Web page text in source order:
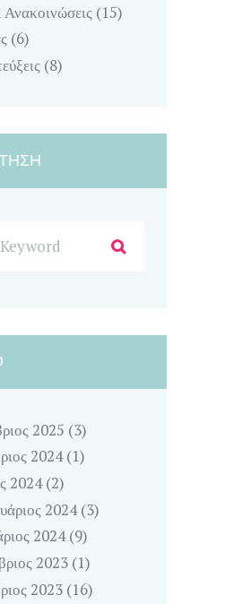
(15)
(6)
(8)
2025 (3)
2024(1)
2024(2)
2024(3)
2024(9)
2023 (1)
2023 (16)